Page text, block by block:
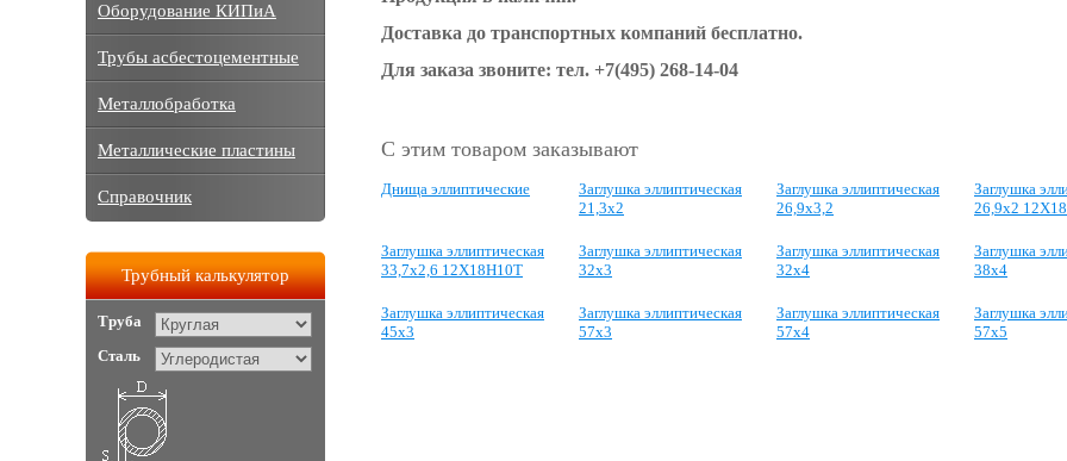
Доставка до транспортных компаний бесплатно.
Для заказа звоните: тел. +7(495) 268-14-04
С этим товаром заказывают
Днища эллиптические
Заглушка эллиптическая
21,3х2
Заглушка эллиптическая
26,9х3,2
Заглушка
26,9х2
Заглушка эллиптическая
33,7х2,6 12Х18Н10Т
Заглушка эллиптическая
32х3
Заглушка эллиптическая
32х4
Заглушка
38х4
Заглушка эллиптическая
45х3
Заглушка эллиптическая
57х3
Заглушка эллиптическая
57х4
Заглушка
57х5
Оборудование КИПиА
Трубы асбестоцементные
Металлобработка
Металлические пластины
Справочник
Трубный калькулятор
Труба
Сталь